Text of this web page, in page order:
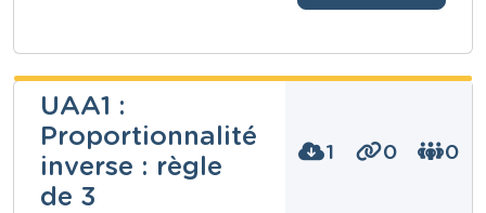
UAA1 :
Proportionnalité
inverse : règle
de 3
1 0 0